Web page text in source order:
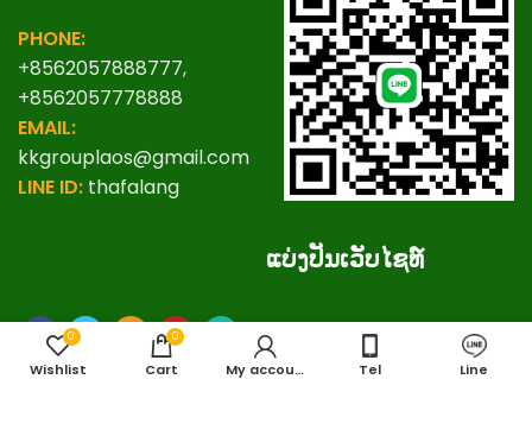
PHONE:
+8562057888777,
+8562057778888
EMAIL:
kkgrouplaos@gmail.com
LINE ID: thafalang
ແບ່ງປັນເວັບໄຊທ໌
0
Wishlist
0
Cart My account Tel Line